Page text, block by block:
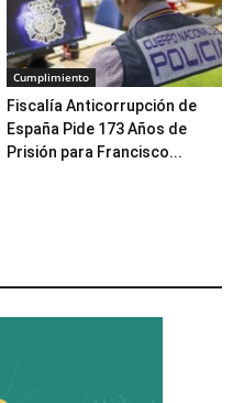
Cumplimiento
Fiscalía Anticorrupción de
España Pide 173 Años de
Prisión para Francisco...